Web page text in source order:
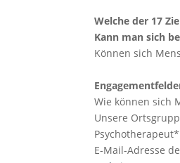
Welche der 17
Kann man sich
Können sich
Wie können sich
Unsere
E-Mail-Adresse